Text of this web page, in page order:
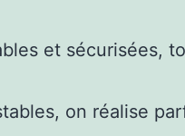
et sécurisées,
on réalise